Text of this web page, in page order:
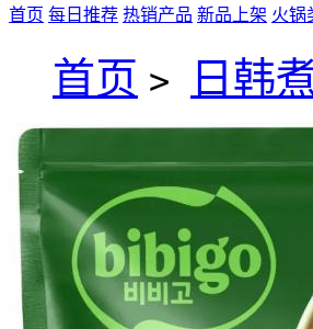
首页 每日推荐 热销产品 新品上架 火锅
首页 > 日韩